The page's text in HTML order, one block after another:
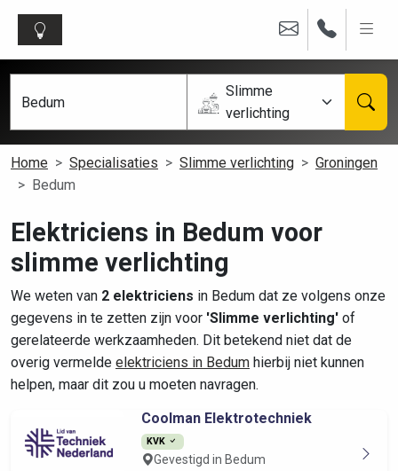
Slimme
verlichting
Home Specialisaties Slimme verlichting
Groningen
Bedum
Elektriciens in Bedum voor
slimme verlichting
We weten van 2 elektriciens in Bedum dat ze volgens onze
gegevens in te zetten zijn voor 'Slimme verlichting' of
gerelateerde werkzaamheden. Dit betekend niet dat de
overig vermelde elektriciens in Bedum hierbij niet kunnen
helpen, maar dit zou u moeten navragen.
Coolman Elektrotechniek
KVK
Gevestigd in Bedum